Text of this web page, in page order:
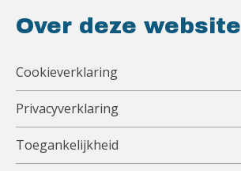
Over deze website
Cookieverklaring
Privacyverklaring
Toegankelijkheid